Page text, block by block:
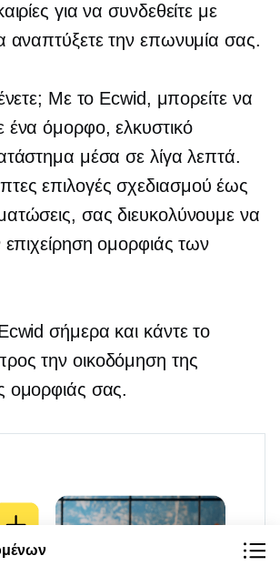
για να συνδεθείτε με
αναπτύξετε την επωνυμία σας.
Με το Ecwid, μπορείτε να
ένα όμορφο, ελκυστικό
μέσα σε λίγα λεπτά.
επιλογές σχεδιασμού έως
σας διευκολύνουμε να
επιχείρηση ομορφιάς των
σήμερα και κάντε το
την οικοδόμηση της
ομορφιάς σας.